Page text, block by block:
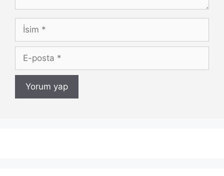
İsim
posta